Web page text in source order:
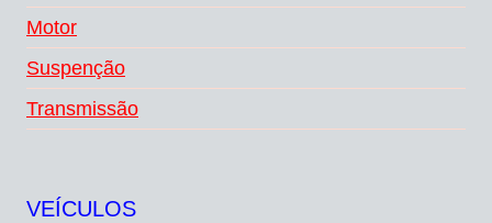
Motor
Suspenção
Transmissão
VEÍCULOS